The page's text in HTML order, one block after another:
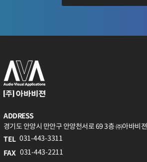
ADDRESS
경기도 안양시 만안구 안양천서로 69 3층 ㈜아바비젼
TEL 031-443-3311
FAX 031-443-2211